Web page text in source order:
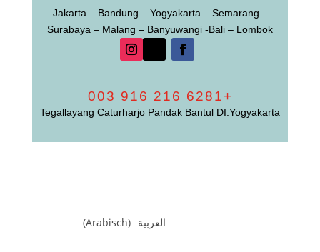
Jakarta – Bandung – Yogyakarta – Semarang –
Surabaya – Malang – Banyuwangi -Bali – Lombok
+6281 216 916 003
Tegallayang Caturharjo Pandak Bantul DI.Yogyakarta
العربية (
Arabisch
)